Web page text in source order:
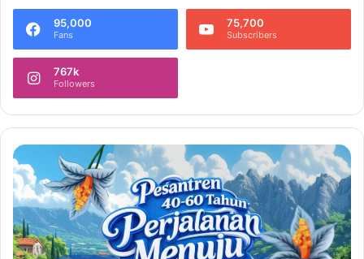
95,000
Fans
75,700
Subscribers
767k
Followers